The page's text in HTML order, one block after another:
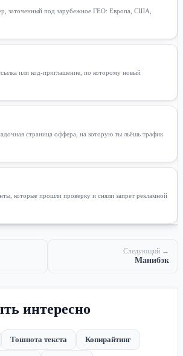
заточенный под зарубежное ГЕО: Европа, США,
или код-приглашение, по которому новый
страница оффера, на которую ты льёшь трафик
которые прошли проверку и сняли запрет рекламной
Следующий →
Манибэк
интересно
Тошнота текста Копирайтинг